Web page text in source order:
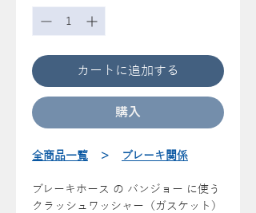
カートに追加する
購入
全商品一覧 ＞ ブレーキ関係
ブレーキホース の バンジョー に使う
クラッシュワッシャー（ガスケット）